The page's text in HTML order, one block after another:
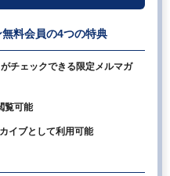
料会員の4つの特典
チェックできる限定メルマガ
覧可能
イブとして利用可能